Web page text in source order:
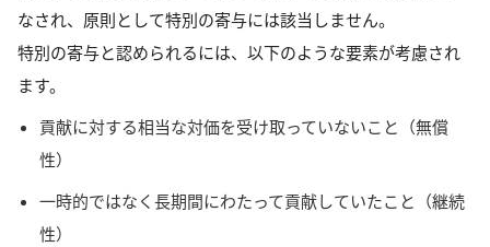
なされ、原則として特別の寄与には該当しません。
特別の寄与と認められるには、以下のような要素が考慮され
ます。
貢献に対する相当な対価を受け取っていないこと（無償
性）
一時的ではなく長期間にわたって貢献していたこと（継続
性）